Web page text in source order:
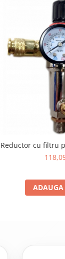
Reductor cu filtru
ADAUGA